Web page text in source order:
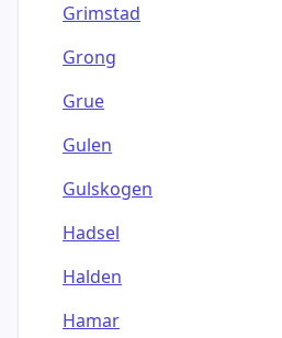
Grimstad
Grong
Grue
Gulen
Gulskogen
Hadsel
Halden
Hamar